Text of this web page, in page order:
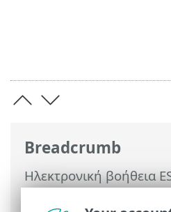
Breadcrumb
Ηλεκτρονική βοήθεια
Internet Security>